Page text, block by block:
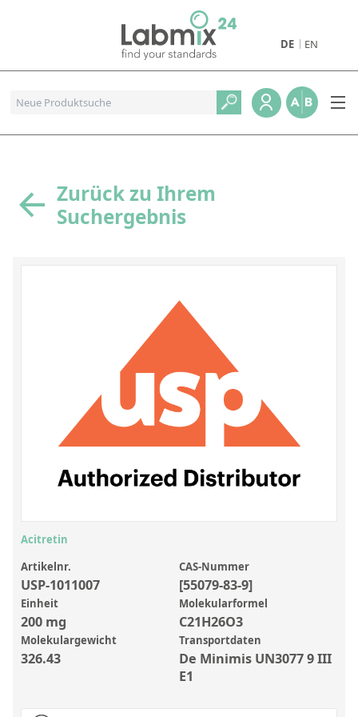
DE EN
Referenzstandards für die Industrie und Geologie
Referenzstandards für die Umweltanalytik
Referenzstandards für physikalische Eigenschaften
Organische Referenzstandards
Anorganische Referenzstandards
Laborvergleichsuntersuchungen (LVU/PT)
Laborbedarf und Verbrauchsmaterialien
Sonstige Standards
Übersicht: Kundenspezifische Standards
Organische Analyten | Rückstandsanalytik
Elementstandards in Öl
Metallstandards | Setting Up Samples (SUS)
Kundenspezifische Polymerstandards
Zurück zu Ihrem
Suchergebnis
Acitretin
Artikelnr.
USP-1011007
CAS-Nummer
[55079-83-9]
Einheit
200 mg
Molekularformel
C21H26O3
Molekulargewicht
326.43
Transportdaten
De Minimis UN3077 9 III
E1